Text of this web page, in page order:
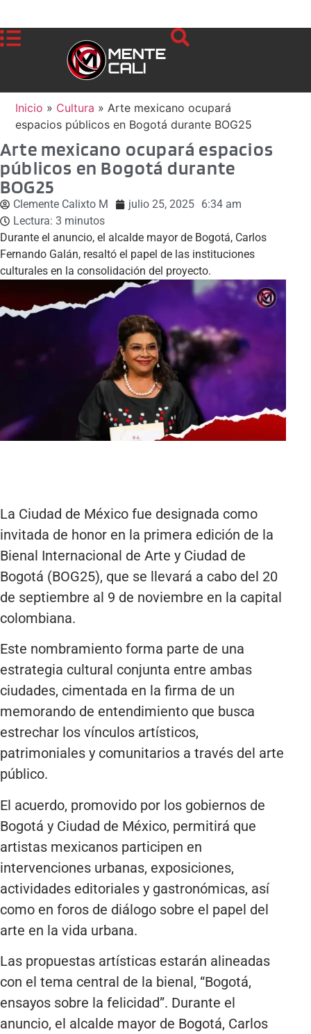
Inicio » Cultura » Arte mexicano ocupará
espacios públicos en Bogotá durante BOG25
Arte mexicano ocupará espacios
públicos en Bogotá durante
BOG25
Clemente Calixto M julio 25, 2025 6:34 am
Lectura: 3 minutos
Durante el anuncio, el alcalde mayor de Bogotá, Carlos
Fernando Galán, resaltó el papel de las instituciones
culturales en la consolidación del proyecto.
La Ciudad de México fue designada como
invitada de honor en la primera edición de la
Bienal Internacional de Arte y Ciudad de
Bogotá (BOG25), que se llevará a cabo del 20
de septiembre al 9 de noviembre en la capital
colombiana.
Este nombramiento forma parte de una
estrategia cultural conjunta entre ambas
ciudades, cimentada en la firma de un
memorando de entendimiento que busca
estrechar los vínculos artísticos,
patrimoniales y comunitarios a través del arte
público.
El acuerdo, promovido por los gobiernos de
Bogotá y Ciudad de México, permitirá que
artistas mexicanos participen en
intervenciones urbanas, exposiciones,
actividades editoriales y gastronómicas, así
como en foros de diálogo sobre el papel del
arte en la vida urbana.
Las propuestas artísticas estarán alineadas
con el tema central de la bienal, “Bogotá,
ensayos sobre la felicidad”. Durante el
anuncio, el alcalde mayor de Bogotá, Carlos